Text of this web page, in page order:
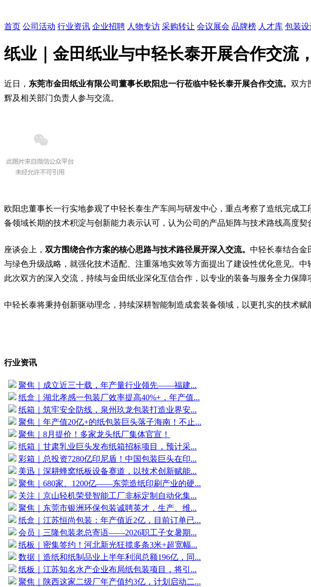
首页 公司活动 行业资讯 企业招聘 人物专访 采购转让 会议展会 品牌榜 人才库 包装设
纸业｜金田纸业与中轻长泰开展合作交流
近日， 东莞市金田纸业有限公司董事长欧阳忠一行莅临中轻长泰开展合作交流。 双方
辉及相关部门负责人参与交流。
欧阳忠董事长一行实地参观了中轻长泰生产车间与研发中心，重点考察了造纸完成
备领域长期的技术积淀与创新能力表示认可，认为公司的产品矩阵与技术路线高度
座谈会上， 双方围绕合作方案的核心思路与技术路径展开深入交流。 中轻长泰结合金
与绿色升级战略，就强化技术适配、注重落地实效等方面提出了建设性优化意见。
此次双方的深入交流，持续与金田纸业深化互信合作，以专业的装备与服务全力保障
中轻长泰将秉持创新驱动理念，持续深耕智能制造成套装备领域，以更扎实的技术
行业资讯
聚焦｜成立近三十载，年产量行业领先——福建...
纸盒｜湖北孝感一包装厂效率提高40%+，年产值...
纸箱｜筑牢安全防线，泉州玖龙包装打造业界安...
聚焦｜年产值20亿+的纸包装巨头落子海南！不止...
聚焦｜8月提价！多家龙头纸厂集体官宣！
纸箱｜甘肃乳业巨头发布纸箱招标项目，预计采...
彩箱｜总投资7280亿印尼盾！中国包装巨头在印...
美迅｜深耕蜂窝纸板设备赛道，以技术创新赋能...
聚焦｜680家、1200亿——东莞造纸印刷产业的硬...
关注｜京山轻机荣登智能工厂非标定制自动化集...
聚焦｜东莞市银洲环保包装诚聘英才，生产、维...
纸盒｜江苏恒尚包装：年产值近2亿，目前订单已...
会员｜三隆包装老总寄语——2026职工子女暑期...
纸板｜密集签约！河北新光狂揽多条3米+超宽幅...
数据｜造纸和纸制品业上半年利润总额196亿，同...
纸板｜江苏知名水产企业布局纸包装项目，将引...
聚焦｜陕西这家二级厂年产值约3亿，计划启动二...